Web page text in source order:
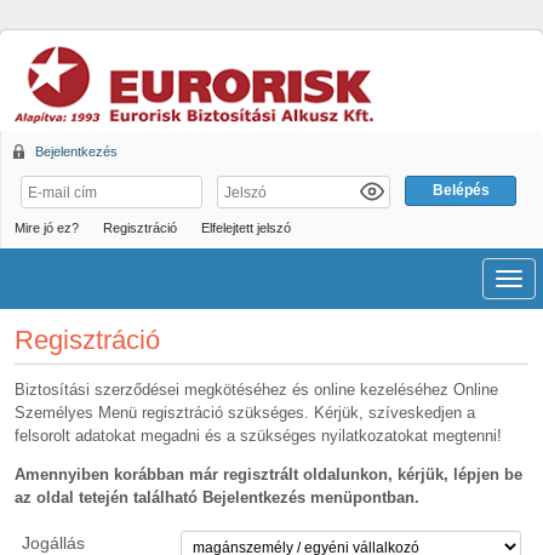
Bejelentkezés
Mire jó ez? Regisztráció Elfelejtett jelszó
Regisztráció
Biztosítási szerződései megkötéséhez és online kezeléséhez Online
Személyes Menü regisztráció szükséges. Kérjük, szíveskedjen a
felsorolt adatokat megadni és a szükséges nyilatkozatokat megtenni!
Amennyiben korábban már regisztrált oldalunkon, kérjük, lépjen be
az oldal tetején található Bejelentkezés menüpontban.
Jogállás